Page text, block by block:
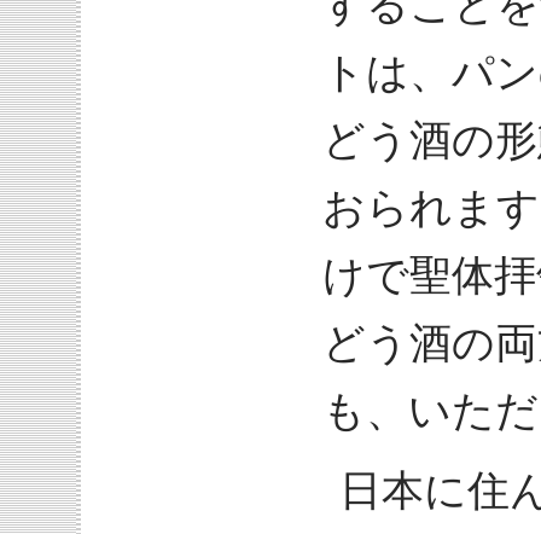
トは、パ
どう酒の
おられま
けで聖体
どう酒の
も、いた
日本に住